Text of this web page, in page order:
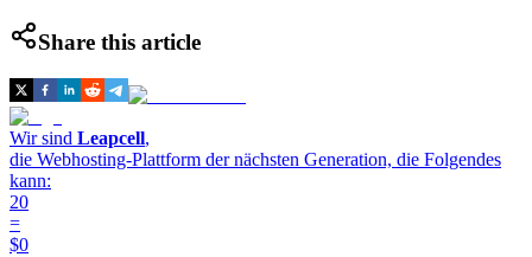
Share this article
Wir sind Leapcell,
die Webhosting-Plattform der nächsten Generation, die Folgendes
kann:
20
=
$0